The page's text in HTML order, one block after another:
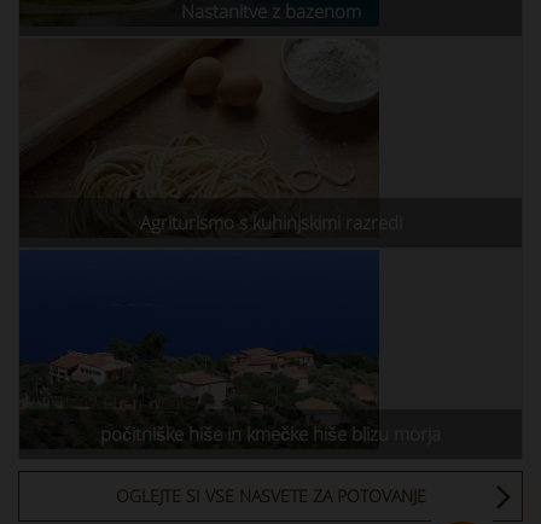
Nastanitve z bazenom
Agriturismo s kuhinjskimi razredi
počitniške hiše in kmečke hiše blizu morja
OGLEJTE SI VSE NASVETE ZA POTOVANJE